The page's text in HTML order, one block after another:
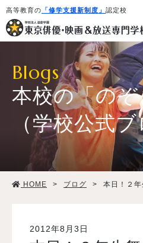
高等教育の 「修学支援新制度」 認定校
学校紹介・教育システム
学生生活
Blogs
本校の「の
（学校公式
HOME > ブログ > 本日！２
2012年8月3日